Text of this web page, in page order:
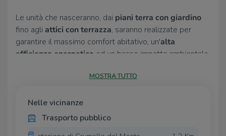
Le unità che nasceranno, dai piani terra con giardino
fino agliattici con terrazza, saranno realizzate per
garantire il massimo comfort abitativo, un'alta
efficienza energetica ed un basso impatto ambientale
in stile bosco verticale
contraddistingueranno 'GALILEO 4' rendendola una
residenza unica ed esclusiva sul territorio di Grumello
MOSTRA TUTTO
Nelle vicinanze
Trasporto pubblico